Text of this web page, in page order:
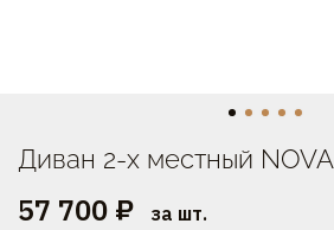
Диван 2-х местный NOVA
57 700 ₽ за шт.